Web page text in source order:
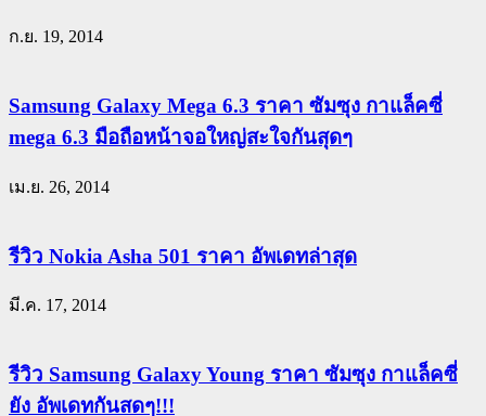
ก.ย. 19, 2014
Samsung Galaxy Mega 6.3 ราคา ซัมซุง กาแล็คซี่
mega 6.3 มือถือหน้าจอใหญ่สะใจกันสุดๆ
เม.ย. 26, 2014
รีวิว Nokia Asha 501 ราคา อัพเดทล่าสุด
มี.ค. 17, 2014
รีวิว Samsung Galaxy Young ราคา ซัมซุง กาแล็คซี่
ยัง อัพเดทกันสดๆ!!!